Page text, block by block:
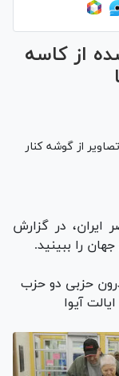
شده از کاسه
از گوشه کنار
ایران، در گزارش
را ببینید.
حزبی دو حزب
آیوا